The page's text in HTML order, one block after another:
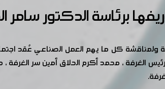
برئاسة الدكتور سامر
ولمناقشة كل ما يهم العمل الصناعي عُقد
الغرفة ، محمد أكرم الحلاق أمين سر